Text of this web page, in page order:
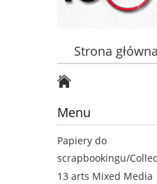
Strona główna
Menu
Papiery do
scrapbookingu/
13 arts Mixed Media